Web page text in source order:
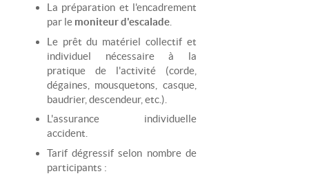
La préparation et l'encadrement
par le moniteur d'escalade.
Le prêt du matériel collectif et
individuel nécessaire à la
pratique de l'activité (corde,
dégaines, mousquetons, casque,
baudrier, descendeur, etc.).
L'assurance individuelle
accident.
Tarif dégressif selon nombre de
participants :